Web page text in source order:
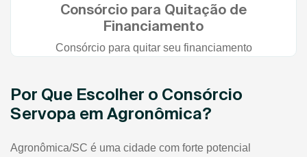
Consórcio para Quitação de
Financiamento
Consórcio para quitar seu financiamento
Por Que Escolher o Consórcio
Servopa em Agronômica?
Agronômica/SC é uma cidade com forte potencial